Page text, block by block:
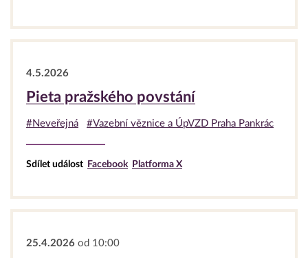
4.5.2026
Pieta pražského povstání
#Neveřejná #Vazební věznice a ÚpVZD Praha Pankrác
Sdílet událost Facebook Platforma X
25.4.2026 od 10:00